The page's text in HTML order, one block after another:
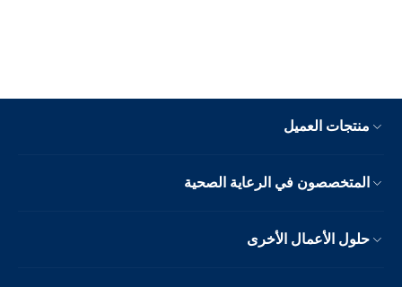
منتجات العميل
المتخصصون في الرعاية الصحية
حلول الأعمال الأخرى